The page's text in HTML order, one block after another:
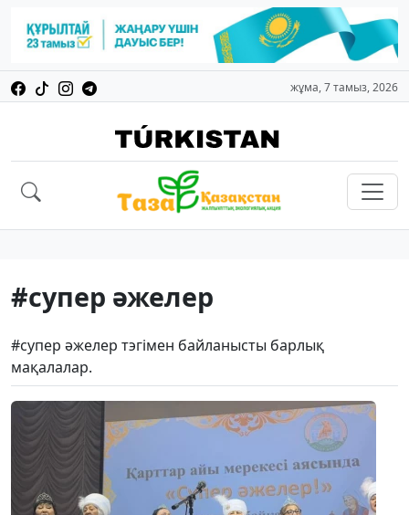
жұма, 7 тамыз, 2026
#супер әжелер
#супер әжелер тэгімен байланысты барлық
мақалалар.